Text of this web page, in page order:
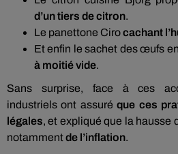
d’un tiers de citron.
Le panettone Cirocachant
Et enfin le sachet des œufs
à moitié vide.
Sans surprise, face à ces
industriels ont assuréque ces
légales, et expliqué que la hausse
notammentde l’inflation.